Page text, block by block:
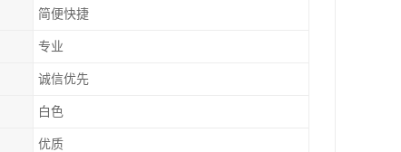
简便快捷
专业
诚信优先
白色
优质